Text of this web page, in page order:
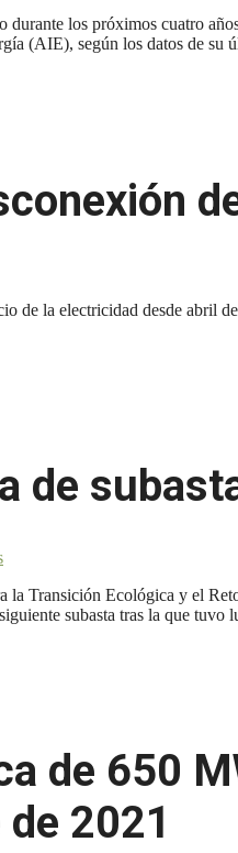
durante los próximos cuatro
(AIE), según los datos de
de la electricidad desde abril
de
Transición Ecológica y el
subasta tras la que
de 650
2021